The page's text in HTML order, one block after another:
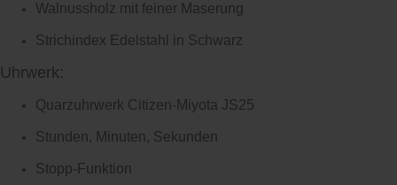
Walnussholz mit feiner Maserung
Strichindex Edelstahl in Schwarz
Uhrwerk:
Quarzuhrwerk Citizen-Miyota JS25
Stunden, Minuten, Sekunden
Stopp-Funktion